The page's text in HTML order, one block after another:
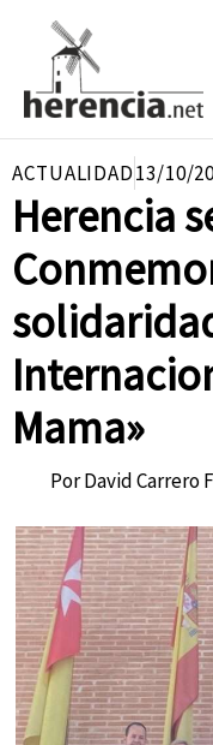
contenido
ACTUALIDAD13/10/
Herencia
Mama»
PorDavid Carrero